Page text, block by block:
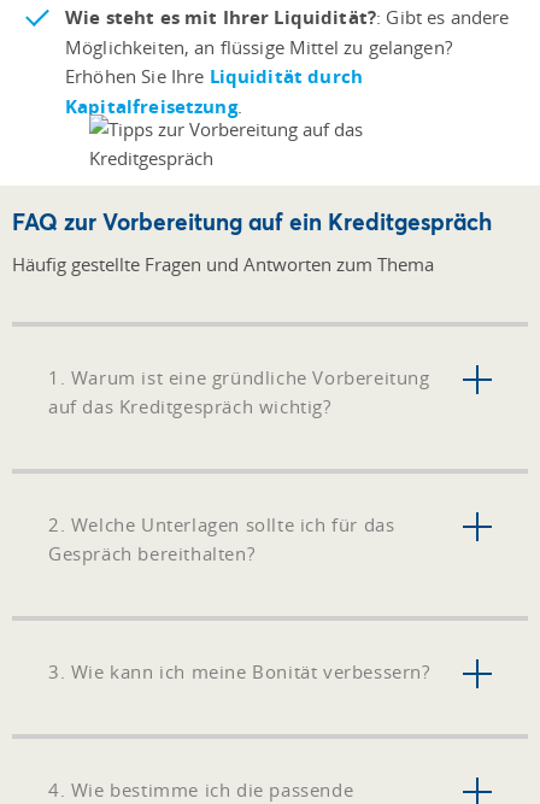
Wie steht es mit Ihrer Liquidität?: Gibt es andere
Möglichkeiten, an flüssige Mittel zu gelangen?
Erhöhen Sie Ihre Liquidität durch
Kapitalfreisetzung.
FAQ zur Vorbereitung auf ein Kreditgespräch
Häufig gestellte Fragen und Antworten zum Thema
1. Warum ist eine gründliche Vorbereitung
auf das Kreditgespräch wichtig?
2. Welche Unterlagen sollte ich für das
Gespräch bereithalten?
3. Wie kann ich meine Bonität verbessern?
4. Wie bestimme ich die passende